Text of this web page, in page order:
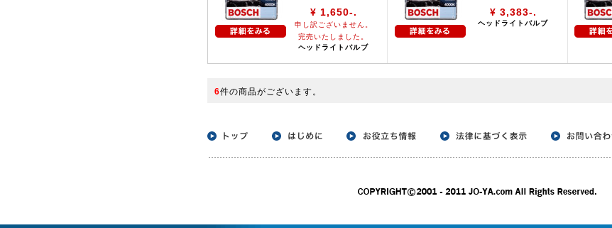
¥ 1,650-.
申し訳ございません。
完売いたしました。
ヘッドライトバルブ
¥ 3,383-.
ヘッドライトバルブ
6件の商品がございます。